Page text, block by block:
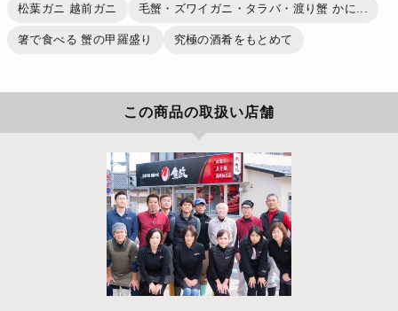
松葉ガニ 越前ガニ 毛蟹・ズワイガニ・タラバ・渡り蟹 かに...
箸で食べる 蟹の甲羅盛り 究極の酒肴をもとめて
この商品の取扱い店舗